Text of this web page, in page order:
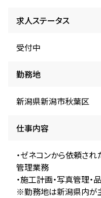
求人ステータス
受付中
勤務地
新潟県新潟市秋葉区
仕事内容
・ゼネコンから依頼さ
管理業務
・施工計画・写真管理
※勤務地は新潟県内が主